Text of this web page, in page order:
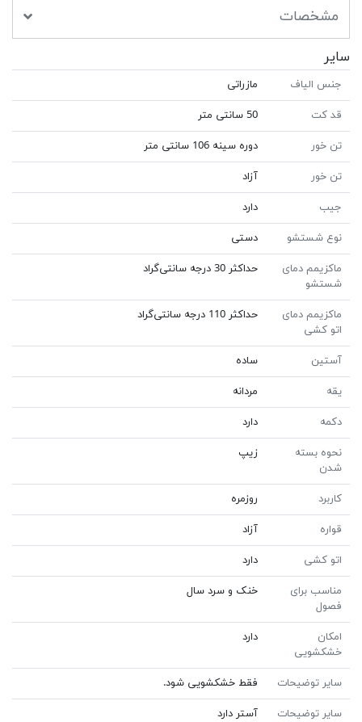
مشخصات
سایر
جنس الیاف مازراتی
قد کت 50 سانتی متر
تن خور دوره سینه 106 سانتی متر
تن خور آزاد
جیب دارد
نوع شستشو دستی
ماکزیمم دمای
شستشو
حداکثر 30 درجه سانتی‌گراد
ماکزیمم دمای
اتو کشی
حداکثر 110 درجه سانتی‌گراد
آستین ساده
یقه مردانه
دکمه دارد
نحوه بسته
شدن
زیپ
کاربرد روزمره
قواره آزاد
اتو کشی دارد
مناسب برای
فصول
خنک و سرد سال
امکان
خشکشویی
دارد
سایر توضیحات فقط خشکشویی شود.
سایر توضیحات آستر دارد